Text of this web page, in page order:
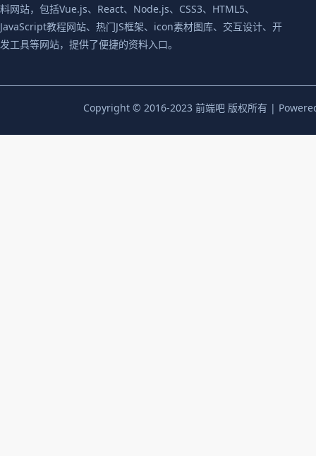
料网站，包括Vue.js、React、Node.js、CSS3、HTML5、
JavaScript教程网站、热门JS框架、icon素材图库、交互设计、开
发工具等网站，提供了便捷的资料入口。
Copyright © 2016-2023 前端吧 版权所有 |